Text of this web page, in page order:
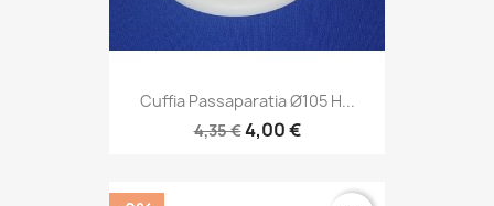
Cuffia Passaparatia Ø105 H...
4,35 €4,00 €